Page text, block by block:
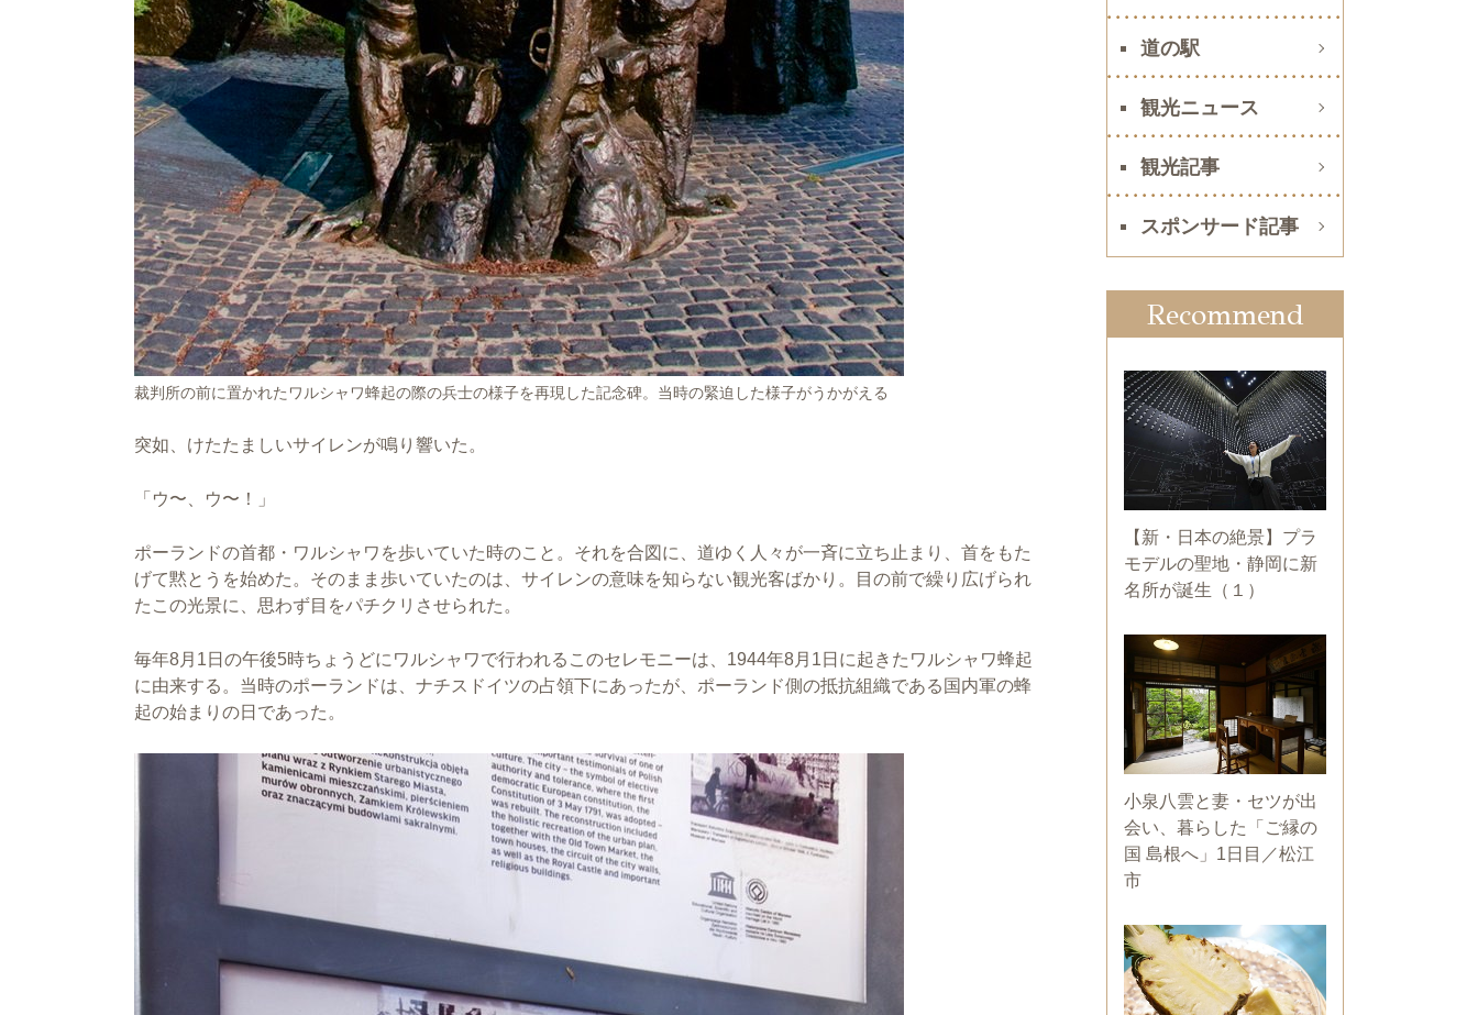
裁判所の前に置かれたワルシャワ蜂起の際の兵士の様子を再現した記念碑。当時の緊迫した様子がうかがえる
突如、けたたましいサイレンが鳴り響いた。
「ウ〜、ウ〜！」
ポーランドの首都・ワルシャワを歩いていた時のこと。それを合図に、道ゆく人々が一斉に立ち止まり、首をもた
げて黙とうを始めた。そのまま歩いていたのは、サイレンの意味を知らない観光客ばかり。目の前で繰り広げられ
たこの光景に、思わず目をパチクリさせられた。
毎年8月1日の午後5時ちょうどにワルシャワで行われるこのセレモニーは、1944年8月1日に起きたワルシャワ蜂起
に由来する。当時のポーランドは、ナチスドイツの占領下にあったが、ポーランド側の抵抗組織である国内軍の蜂
起の始まりの日であった。
道の駅
観光ニュース
観光記事
スポンサード記事
Recommend
【新・日本の絶景】プラ
モデルの聖地・静岡に新
名所が誕生（１）
小泉八雲と妻・セツが出
会い、暮らした「ご縁の
国 島根へ」1日目／松江
市